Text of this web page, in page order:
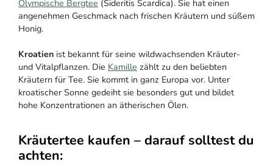
Olympische Bergtee (Sideritis Scardica). Sie hat einen
angenehmen Geschmack nach frischen Kräutern und süßem
Honig.
Kroatien ist bekannt für seine wildwachsenden Kräuter-
und Vitalpflanzen. Die Kamille zählt zu den beliebten
Kräutern für Tee. Sie kommt in ganz Europa vor. Unter
kroatischer Sonne gedeiht sie besonders gut und bildet
hohe Konzentrationen an ätherischen Ölen.
Kräutertee kaufen – darauf solltest du
achten: